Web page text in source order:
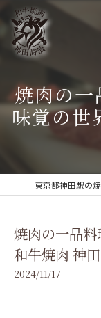
焼肉の一
味覚の世
焼肉の一品料
和牛焼肉 神
2024/11/17